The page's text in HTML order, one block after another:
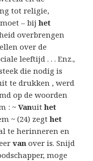
tot religie,
moet – bijhet
overbrengen
over de
leeftijd . . . Enz.,
die nodig is
te drukken , werd
op de woorden
: ~Vanuithet
~ (24) zegthet
te herinneren en
van over is. Snijd
moge